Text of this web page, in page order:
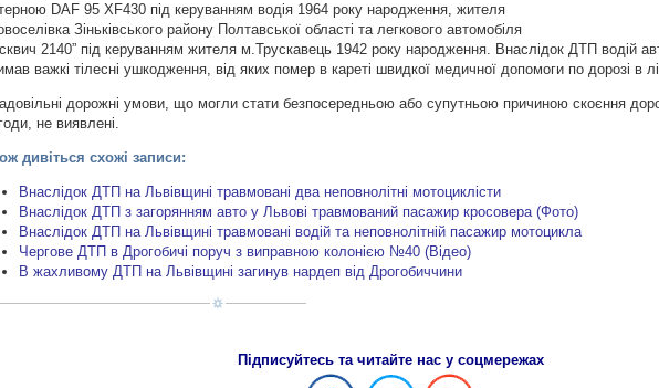
DAF 95 XF430 під керуванням водія 1964 року народження, жителя
Зіньківського району Полтавської області та легкового автомобіля
2140” під керуванням жителя м.Трускавець 1942 року народження. Внаслідок ДТП водій
важкі тілесні ушкодження, від яких помер в кареті швидкої медичної допомоги по дорозі в
дорожні умови, що могли стати безпосередньою або супутньою причиною скоєння
не виявлені.
дивіться схожі записи:
Внаслідок ДТП на Львівщині травмовані два неповнолітні мотоциклісти
Внаслідок ДТП з загорянням авто у Львові травмований пасажир кросовера (Фото)
Внаслідок ДТП на Львівщині травмовані водій та неповнолітній пасажир мотоцикла
Чергове ДТП в Дрогобичі поруч з виправною колонією №40 (Відео)
В жахливому ДТП на Львівщині загинув нардеп від Дрогобиччини
Підписуйтесь та читайте нас у соцмережах